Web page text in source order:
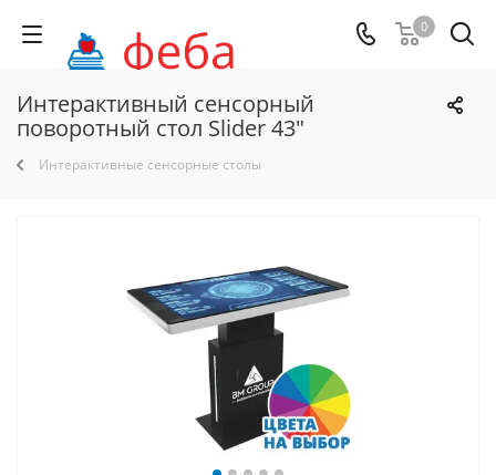
0
Интерактивный сенсорный
поворотный стол Slider 43"
Интерактивные сенсорные столы